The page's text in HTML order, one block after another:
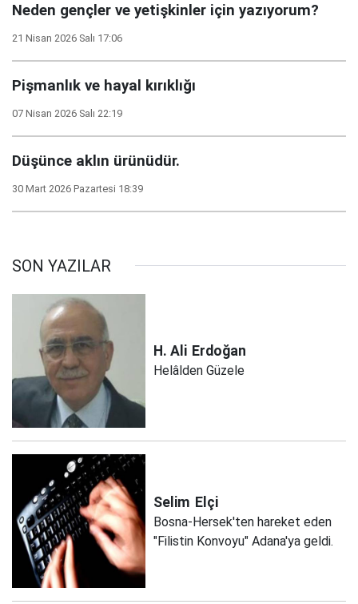
Neden gençler ve yetişkinler için yazıyorum?
21 Nisan 2026 Salı 17:06
Pişmanlık ve hayal kırıklığı
07 Nisan 2026 Salı 22:19
Düşünce aklın ürünüdür.
30 Mart 2026 Pazartesi 18:39
SON YAZILAR
H. Ali Erdoğan
Helâlden Güzele
Selim Elçi
Bosna-Hersek'ten hareket eden
"Filistin Konvoyu" Adana'ya geldi.